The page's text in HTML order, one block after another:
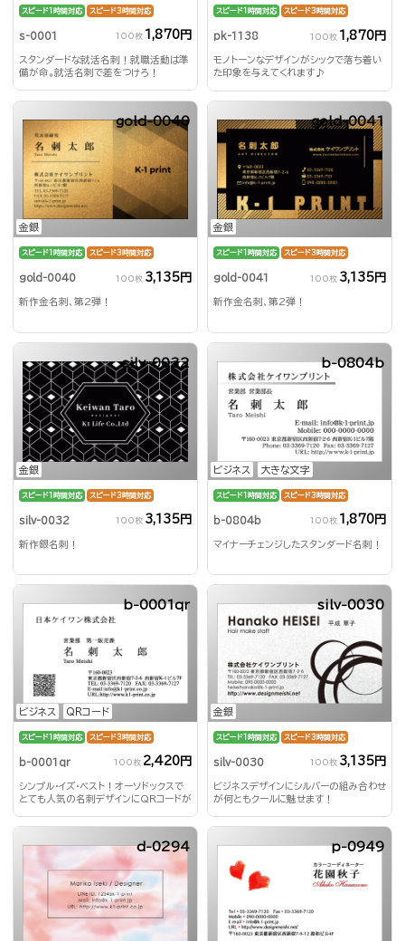
スピード1時間対応 スピード3時間対応
s-0001 100枚 1,870円
スタンダードな就活名刺！就職活動は準
備が命。就活名刺で差をつけろ！
スピード1時間対応 スピード3時間対応
pk-1138 100枚 1,870円
モノトーンなデザインがシックで落ち着い
た印象を与えてくれます♪
金銀
gold-0040
スピード1時間対応 スピード3時間対応
gold-0040 100枚 3,135円
新作金名刺、第2弾！
金銀
gold-0041
スピード1時間対応 スピード3時間対応
gold-0041 100枚 3,135円
新作金名刺、第2弾！
金銀
silv-0032
スピード1時間対応 スピード3時間対応
silv-0032 100枚 3,135円
新作銀名刺！
ビジネス 大きな文字
b-0804b
スピード1時間対応 スピード3時間対応
b-0804b 100枚 1,870円
マイナーチェンジしたスタンダード名刺！
ビジネス QRコード
b-0001qr
スピード1時間対応 スピード3時間対応
b-0001qr 100枚 2,420円
シンプル・イズ・ベスト！オーソドックスで
とても人気の名刺デザインにQRコードが
金銀
silv-0030
スピード1時間対応 スピード3時間対応
silv-0030 100枚 3,135円
ビジネスデザインにシルバーの組み合わせ
が何ともクールに魅せます！
d-0294 p-0949